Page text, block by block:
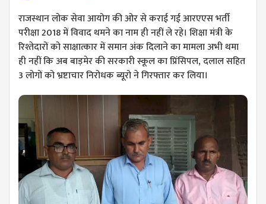
राजस्थान लोक सेवा आयोग की ओर से कराई गई आरएएस भर्ती
परीक्षा 2018 में विवाद थमने का नाम ही नहीं ले रहे। शिक्षा मंत्री के
रिश्तेदारों को साक्षात्कार में समान अंक दिलाने का मामला अभी थमा
ही नहीं कि अब बाड़मेर की सरकारी स्कूल का प्रिंसिपल, दलाल सहित
3 लोगों को भ्रष्टाचार निरोधक ब्यूरो ने गिरफ्तार कर लिया।